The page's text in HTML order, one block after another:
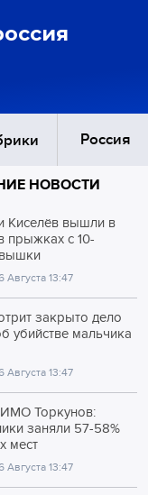
Россия
Восток
НОВОСТИ
Киселёв вышли в
прыжках с 10-
Августа 13:47
закрыто дело
убийстве мальчика
Августа 13:47
Торкунов:
заняли 57-58%
мест
Августа 13:47